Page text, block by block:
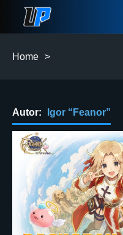
Home >
Autor: Igor “Feanor”